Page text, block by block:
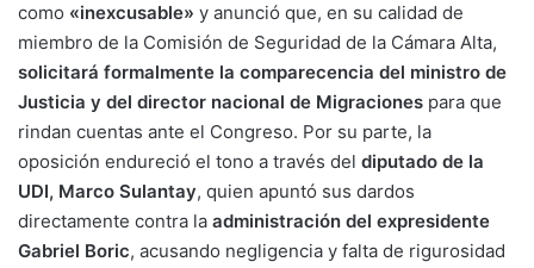
como «inexcusable» y anunció que, en su calidad de
miembro de la Comisión de Seguridad de la Cámara Alta,
solicitará formalmente la comparecencia del ministro de
Justicia y del director nacional de Migraciones para que
rindan cuentas ante el Congreso. Por su parte, la
oposición endureció el tono a través del diputado de la
UDI, Marco Sulantay, quien apuntó sus dardos
directamente contra la administración del expresidente
Gabriel Boric, acusando negligencia y falta de rigurosidad